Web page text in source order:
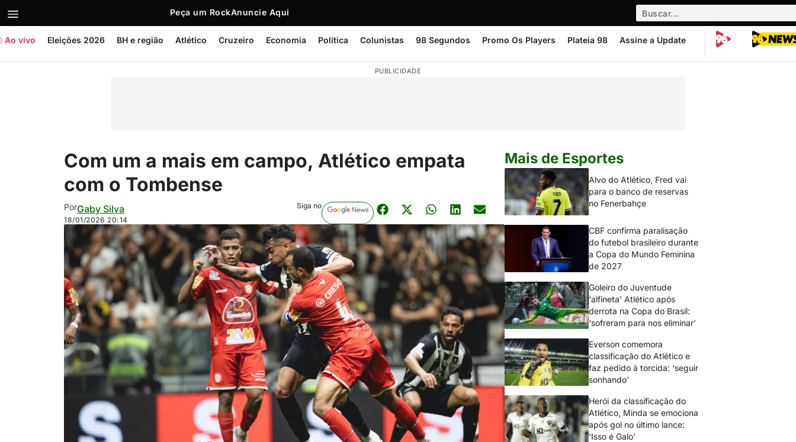
Peça um RockAnuncie Aqui
Ao vivo Eleições 2026 BH e região Atlético Cruzeiro Economia Política Colunistas 98 Segundos Promo Os Players Plateia 98 Assine a Update
PUBLICIDADE
Com um a mais em campo, Atlético empata
com o Tombense
PorGaby Silva
18/01/2026 20:14
Siga no
Mais de Esportes
Alvo do Atlético, Fred vai
para o banco de reservas
no Fenerbahçe
CBF confirma paralisação
do futebol brasileiro durante
a Copa do Mundo Feminina
de 2027
Goleiro do Juventude
‘alfineta’ Atlético após
derrota na Copa do Brasil:
‘sofreram para nos eliminar’
Everson comemora
classificação do Atlético e
faz pedido à torcida: ‘seguir
sonhando’
Herói da classificação do
Atlético, Minda se emociona
após gol no último lance:
‘Isso é Galo’